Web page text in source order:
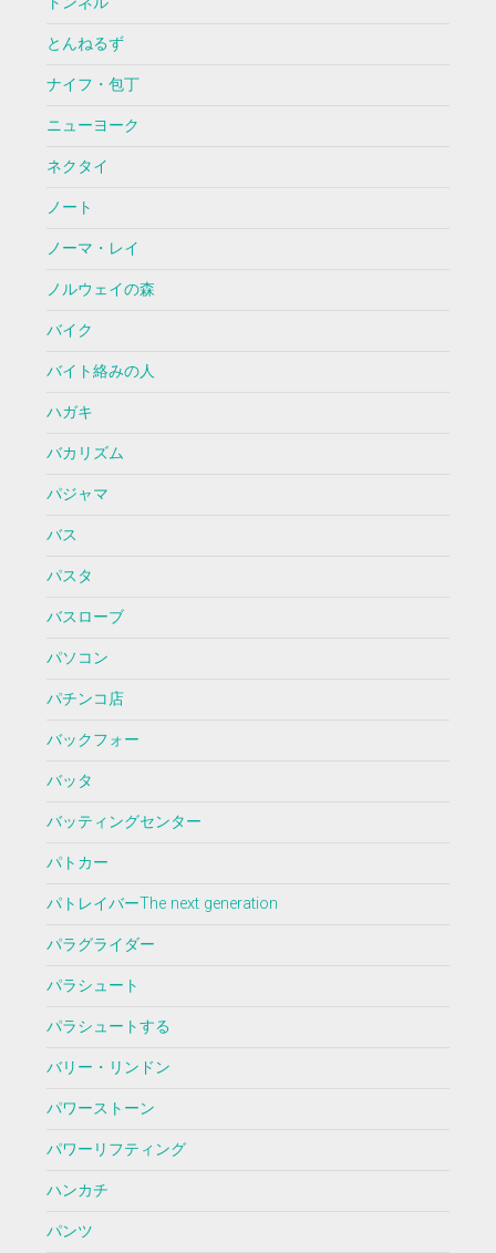
とんねるず
ナイフ・包丁
ニューヨーク
ネクタイ
ノート
ノーマ・レイ
ノルウェイの森
バイク
バイト絡みの人
ハガキ
バカリズム
パジャマ
バス
パスタ
バスローブ
パソコン
パチンコ店
バックフォー
バッタ
バッティングセンター
パトカー
パトレイバーThe next generation
パラグライダー
パラシュート
パラシュートする
バリー・リンドン
パワーストーン
パワーリフティング
ハンカチ
パンツ